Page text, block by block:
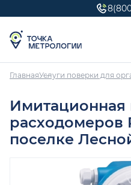
ГлавнаяУслуги поверки для
Имитационная
расходомеров
поселке